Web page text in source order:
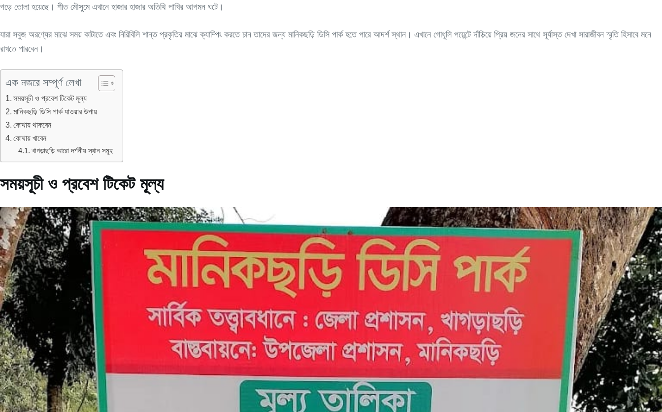
গড়ে তোলা হয়েছে। শীত মৌসুমে এখানে হাজার হাজার অতিথি পাখির আগমন ঘটে।
যারা সবুজ অরণ্যের মাঝে সময় কাটাতে এবং নিরিবিলি শান্ত প্রকৃতির মাঝে ক্যাম্পিং করতে চান তাদের জন্য মানিকছড়ি ডিসি পার্ক হতে পারে আদর্শ স্থান। এখানে গোধূলি পয়েন্টে দাঁড়িয়ে প্রিয় জনের সাথে সূর্যাস্ত দেখা সারাজীবন স্মৃতি হিসাবে মনে
রাখতে পারবেন।
এক নজরে সম্পূর্ণ লেখা
সময়সূচী ও প্রবেশ টিকেট মূল্য
মানিকছড়ি ডিসি পার্ক যাওয়ার উপায়
কোথায় থাকবেন
কোথায় খাবেন
খাগড়াছড়ি আরো দর্শনীয় স্থান সমূহ
সময়সূচী ও প্রবেশ টিকেট মূল্য